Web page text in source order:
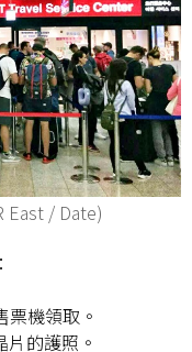
East / Date)
機領取。
的護照。